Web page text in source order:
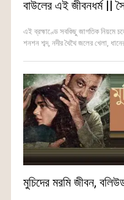
বাউলের এই জীবনধর্ম ||
এই ব্রহ্মাণ্ডে সবকিছু জাগতিক নিয়মে
শনশন শব্দ, নদীর থৈথৈ জলের খেলা,
মুচিদের মরমি জীবন,